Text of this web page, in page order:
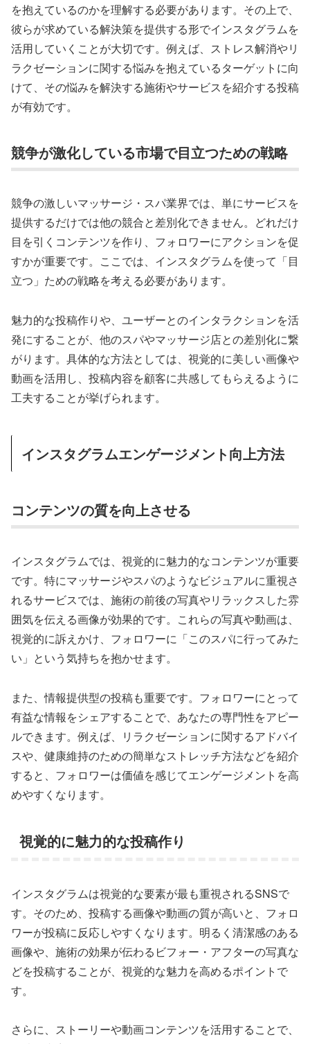
を抱えているのかを理解する必要があります。その上で、
彼らが求めている解決策を提供する形でインスタグラムを
活用していくことが大切です。例えば、ストレス解消やリ
ラクゼーションに関する悩みを抱えているターゲットに向
けて、その悩みを解決する施術やサービスを紹介する投稿
が有効です。
競争が激化している市場で目立つための戦略
競争の激しいマッサージ・スパ業界では、単にサービスを
提供するだけでは他の競合と差別化できません。どれだけ
目を引くコンテンツを作り、フォロワーにアクションを促
すかが重要です。ここでは、インスタグラムを使って「目
立つ」ための戦略を考える必要があります。
魅力的な投稿作りや、ユーザーとのインタラクションを活
発にすることが、他のスパやマッサージ店との差別化に繋
がります。具体的な方法としては、視覚的に美しい画像や
動画を活用し、投稿内容を顧客に共感してもらえるように
工夫することが挙げられます。
インスタグラムエンゲージメント向上方法
コンテンツの質を向上させる
インスタグラムでは、視覚的に魅力的なコンテンツが重要
です。特にマッサージやスパのようなビジュアルに重視さ
れるサービスでは、施術の前後の写真やリラックスした雰
囲気を伝える画像が効果的です。これらの写真や動画は、
視覚的に訴えかけ、フォロワーに「このスパに行ってみた
い」という気持ちを抱かせます。
また、情報提供型の投稿も重要です。フォロワーにとって
有益な情報をシェアすることで、あなたの専門性をアピー
ルできます。例えば、リラクゼーションに関するアドバイ
スや、健康維持のための簡単なストレッチ方法などを紹介
すると、フォロワーは価値を感じてエンゲージメントを高
めやすくなります。
視覚的に魅力的な投稿作り
インスタグラムは視覚的な要素が最も重視されるSNSで
す。そのため、投稿する画像や動画の質が高いと、フォロ
ワーが投稿に反応しやすくなります。明るく清潔感のある
画像や、施術の効果が伝わるビフォー・アフターの写真な
どを投稿することが、視覚的な魅力を高めるポイントで
す。
さらに、ストーリーや動画コンテンツを活用することで、